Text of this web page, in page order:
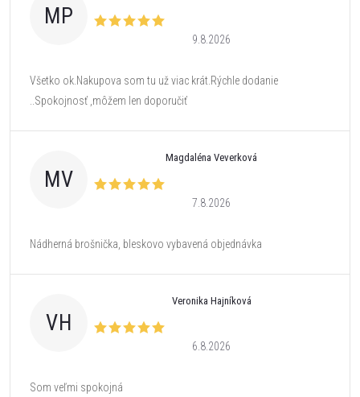
MP
9.8.2026
Všetko ok.Nakupova som tu už viac krát.Rýchle dodanie
..Spokojnosť ,môžem len doporučiť
MV
Magdaléna Veverková
7.8.2026
Nádherná brošnička, bleskovo vybavená objednávka
VH
Veronika Hajníková
6.8.2026
Som veľmi spokojná